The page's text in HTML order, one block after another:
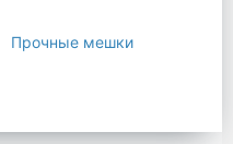
Прочные мешки
листьев